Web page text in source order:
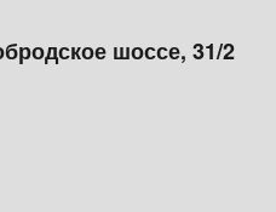
шоссе, 31/2